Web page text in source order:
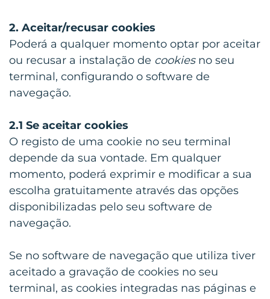
2. Aceitar/recusar cookies
Poderá a qualquer momento optar por aceitar
ou recusar a instalação de cookies no seu
terminal, configurando o software de
navegação.
2.1 Se aceitar cookies
O registo de uma cookie no seu terminal
depende da sua vontade. Em qualquer
momento, poderá exprimir e modificar a sua
escolha gratuitamente através das opções
disponibilizadas pelo seu software de
navegação.
Se no software de navegação que utiliza tiver
aceitado a gravação de cookies no seu
terminal, as cookies integradas nas páginas e